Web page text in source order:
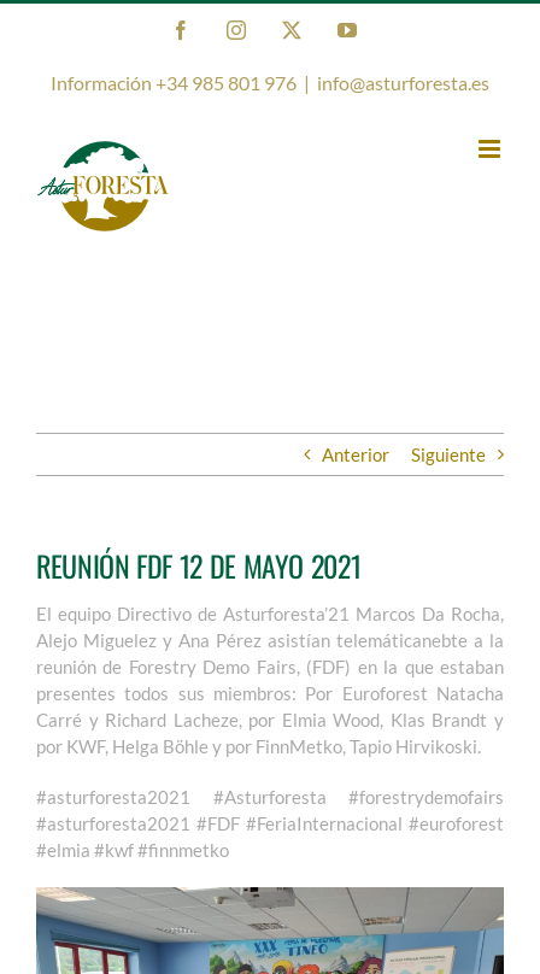
FacebookInstagram YouTube
Información +34 985 801 976 | info@asturforesta.es
Anterior Siguiente
REUNIÓN FDF 12 DE MAYO 2021
El equipo Directivo de Asturforesta’21 Marcos Da Rocha,
Alejo Miguelez y Ana Pérez asistían telemáticanebte a la
reunión de Forestry Demo Fairs, (FDF) en la que estaban
presentes todos sus miembros: Por Euroforest Natacha
Carré y Richard Lacheze, por Elmia Wood, Klas Brandt y
por KWF, Helga Böhle y por FinnMetko, Tapio Hirvikoski.
#asturforesta2021 #Asturforesta #forestrydemofairs
#asturforesta2021 #FDF #FeriaInternacional #euroforest
#elmia #kwf #finnmetko